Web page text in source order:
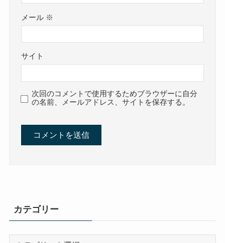
メール ※
サイト
次回のコメントで使用するためブラウザーに自分
の名前、メールアドレス、サイトを保存する。
カテゴリー